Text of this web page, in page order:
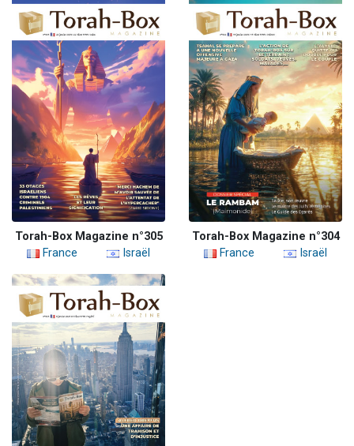
Torah-Box Magazine n°305
France
Israël
Torah-Box Magazine n°304
France
Israël